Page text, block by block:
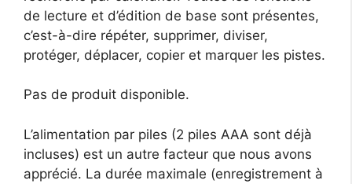
de lecture et d’édition de base sont présentes,
c’est-à-dire répéter, supprimer, diviser,
protéger, déplacer, copier et marquer les pistes.
Pas de produit disponible.
L’alimentation par piles (2 piles AAA sont déjà
incluses) est un autre facteur que nous avons
apprécié. La durée maximale (enregistrement à